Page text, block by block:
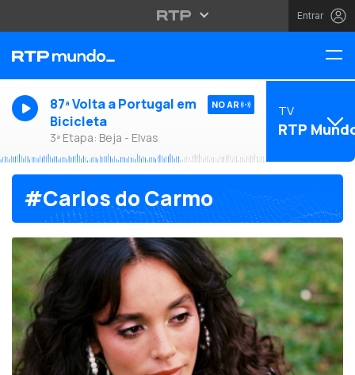
Entrar
87ª Volta a Portugal em
Bicicleta
3ª Etapa: Beja - Elvas
NO AR TV
RTP
#Carlos do Carmo